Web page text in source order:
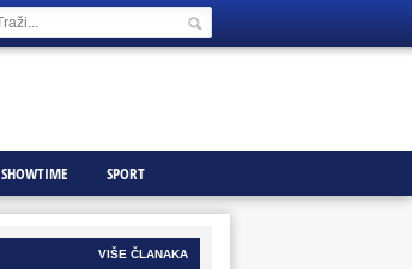
SHOWTIME SPORT
VIŠE ČLANAKA